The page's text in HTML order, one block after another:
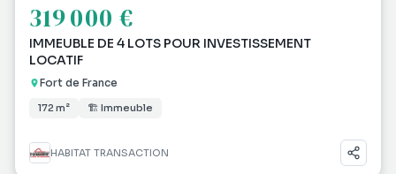
319 000 €
IMMEUBLE DE 4 LOTS POUR INVESTISSEMENT
LOCATIF
Fort de France
172 m² 🏗 Immeuble
HABITAT TRANSACTION